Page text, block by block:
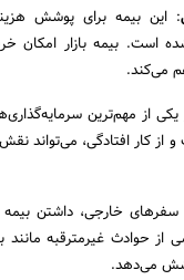
: این بیمه برای پوشش
است. بیمه بازار امکان
می‌کند.
از مهم‌ترین
کار افتادگی، می‌تواند
سفرهای خارجی، داشتن
از حوادث غیرمترقبه مانند
می‌دهد.